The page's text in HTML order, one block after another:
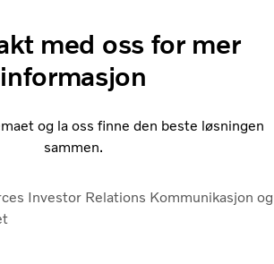
med oss for mer
informasjon
og la oss finne den beste løsningen
sammen.
Investor Relations Kommunikasjon og